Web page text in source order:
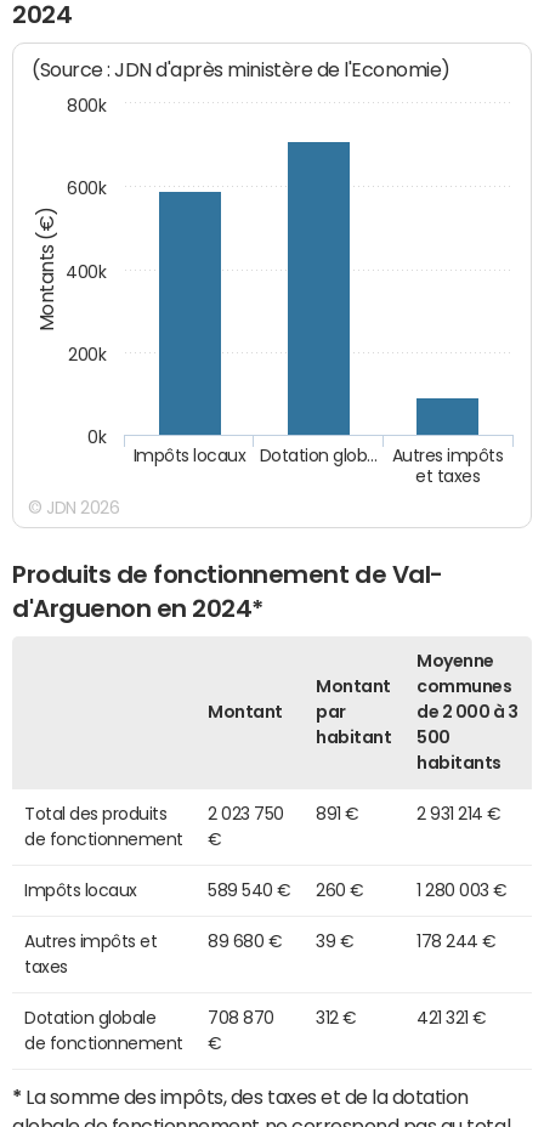
2024
Montants (€)
(Source : JDN d'après ministère de l'Economie)
Autres impôts
et taxes
Dotation glob…
Impôts locaux
0k
200k
400k
600k
800k
© JDN 2026
Produits de fonctionnement de Val-
d'Arguenon en 2024*
Montant
Montant
par
habitant
Moyenne
communes
de 2 000 à 3
500
habitants
Total des produits
de fonctionnement
2 023 750
€
891 € 2 931 214 €
Impôts locaux 589 540 € 260 € 1 280 003 €
Autres impôts et
taxes
89 680 € 39 € 178 244 €
Dotation globale
de fonctionnement
708 870
€
312 € 421 321 €
* La somme des impôts, des taxes et de la dotation